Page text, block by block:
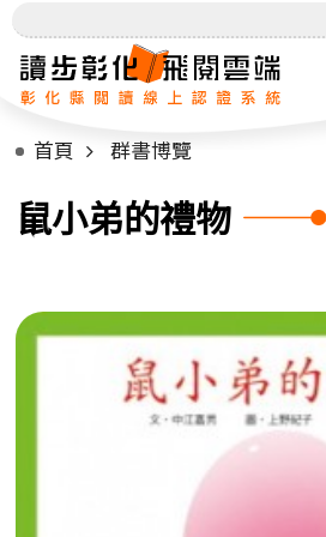
首頁 群書博覽
鼠小弟的禮物